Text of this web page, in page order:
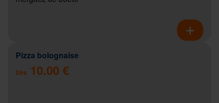
Pizza bolognaise
Dès 10.00 €